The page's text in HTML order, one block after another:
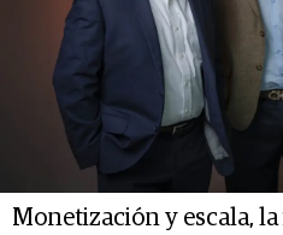
Monetización y escala,